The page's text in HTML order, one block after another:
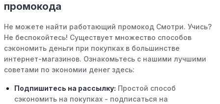
промокода
Не можете найти работающий промокод Смотри. Учись?
Не беспокойтесь! Существует множество способов
сэкономить деньги при покупках в большинстве
интернет-магазинов. Ознакомьтесь с нашими лучшими
советами по экономии денег здесь:
Подпишитесь на рассылку: Простой способ
сэкономить на покупках - подписаться на